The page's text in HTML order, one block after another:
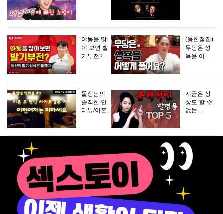
야동을 많
이 보면 발
기부전?..
(용한점집)
무당은 성
욕을 어..
돌싱남의
솔직한 인
터뷰/이혼..
지금은 상
상도 할 수
없는 ..